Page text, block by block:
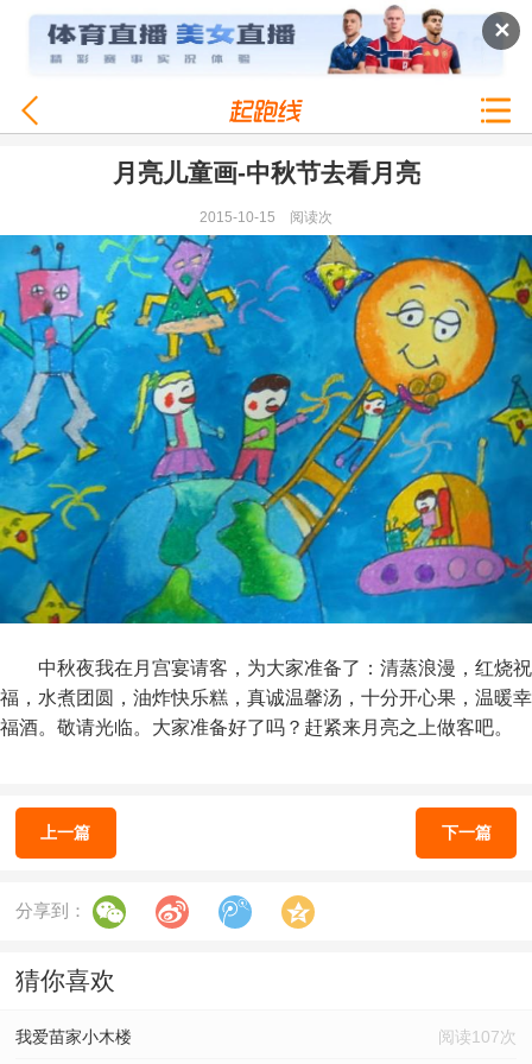
✕
月亮儿童画-中秋节去看月亮
2015-10-15 阅读次
中秋夜我在月宫宴请客，为大家准备了：清蒸浪漫，红烧祝
福，水煮团圆，油炸快乐糕，真诚温馨汤，十分开心果，温暖幸
福酒。敬请光临。大家准备好了吗？赶紧来月亮之上做客吧。
上一篇 下一篇
分享到：
猜你喜欢
我爱苗家小木楼 阅读107次